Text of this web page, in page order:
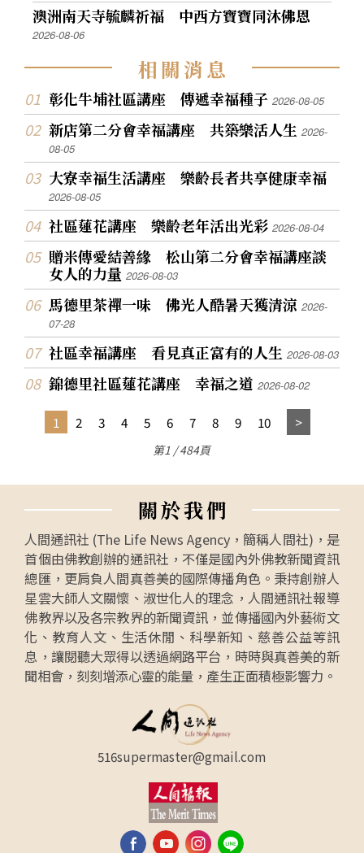
澳洲南天寺毓麟祈福 中西方寶寶同沐佛恩
2026-08-06
相關消息
彰化牛埔社區講座 傳遞幸福種子2026-08-05
新店第二分會幸福講座 共築樂活人生2026-
08-05
大寮幸福生活講座 樂齡長者共享健康幸福
2026-08-05
社區蓮花講座 樂齡老年活出光彩2026-08-04
贈米傳愛結善緣 松山第二分會幸福講座談
女人的力量2026-08-03
馬德里茶禪一味 佛光人酷暑天獲清涼2026-
07-28
社區幸福講座 看見真正富有的人生2026-08-03
錦德里社區蓮花講座 幸福之道2026-08-02
1 2 3 4 5 6 7 8 9 10
第1 / 484頁
關於我們
人間通訊社 (The Life News Agency，簡稱人間社)，是
首個由佛教創辦的通訊社，不僅是國內外佛教新聞資訊
總匯，更肩負人間真善美的國際傳播角色。秉持創辦人
星雲大師人文關懷、淑世化人的理念，人間通訊社報導
佛教界以及各宗教界的新聞資訊，並傳播國內外藝術文
化、教育人文、生活休閒、科學新知、慈善公益等訊
息，讓閱聽大眾得以透過網路平台，時時與真善美的新
聞相會，刻刻增添心靈的能量，產生正面積極影響力。
516supermaster@gmail.com